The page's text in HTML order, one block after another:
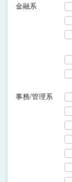
金融系
事務/管理系